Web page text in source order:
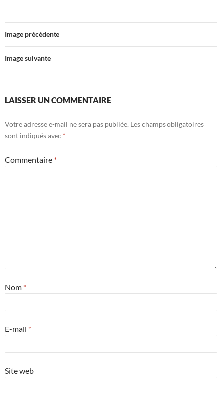
Image précédente
Image suivante
LAISSER UN COMMENTAIRE
Votre adresse e-mail ne sera pas publiée. Les champs obligatoires
sont indiqués avec *
Commentaire *
Nom *
E-mail *
Site web